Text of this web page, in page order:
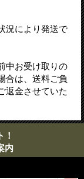
況により発送で
中お受け取りの
合は、送料ご負
返金させていた
内